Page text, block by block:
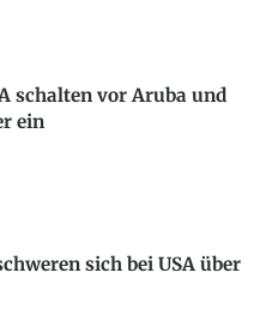
schalten vor Aruba und
ein
sich bei USA über